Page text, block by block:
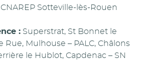
Sotteville-lès-Rouen
: Superstrat, St Bonnet le
Rue, Mulhouse – PALC, Châlons
le Hublot, Capdenac – SN